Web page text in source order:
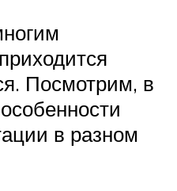
Посмотрим, в
в разном